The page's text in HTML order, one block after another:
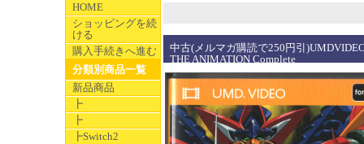
HOME
ショッピングを続
ける
購入手続きへ進む
分類別商品一覧
新品商品
┣
┣
┣Switch2
中古(メルマガ購読で250円引
THE ANIMATION Complete